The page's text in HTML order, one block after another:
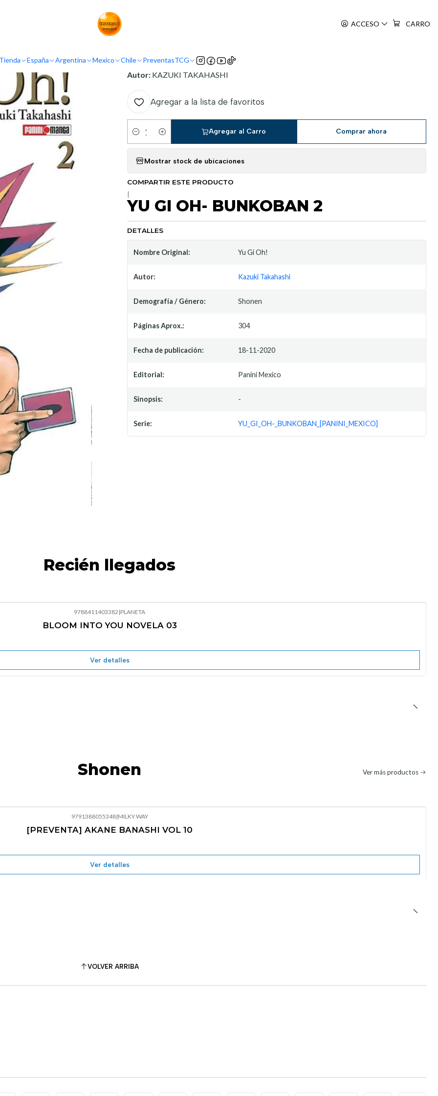
ACCESO CARRO
Tienda España Argentina Mexico Chile PreventasTCG
Nombre original:Yu Gi Oh!
Autor: KAZUKI TAKAHASHI
Agregar a la lista de favoritos
Cantidad
Agregar al Carro Comprar ahora
Mostrar stock de ubicaciones
COMPARTIR ESTE PRODUCTO
YU GI OH- BUNKOBAN 2
DETALLES
Nombre Original: Yu Gi Oh!
Autor: Kazuki Takahashi
Demografía / Género: Shonen
Páginas Aprox.: 304
Fecha de publicación: 18-11-2020
Editorial: Panini Mexico
Sinopsis: -
Serie: YU_GI_OH-_BUNKOBAN_[PANINI_MEXICO]
Recién llegados
9788411403382 |PLANETA
BLOOM INTO YOU NOVELA 03
Ver detalles
Shonen Ver más productos
9791388055348|MILKY WAY
[PREVENTA] AKANE BANASHI VOL 10
Ver detalles
VOLVER ARRIBA